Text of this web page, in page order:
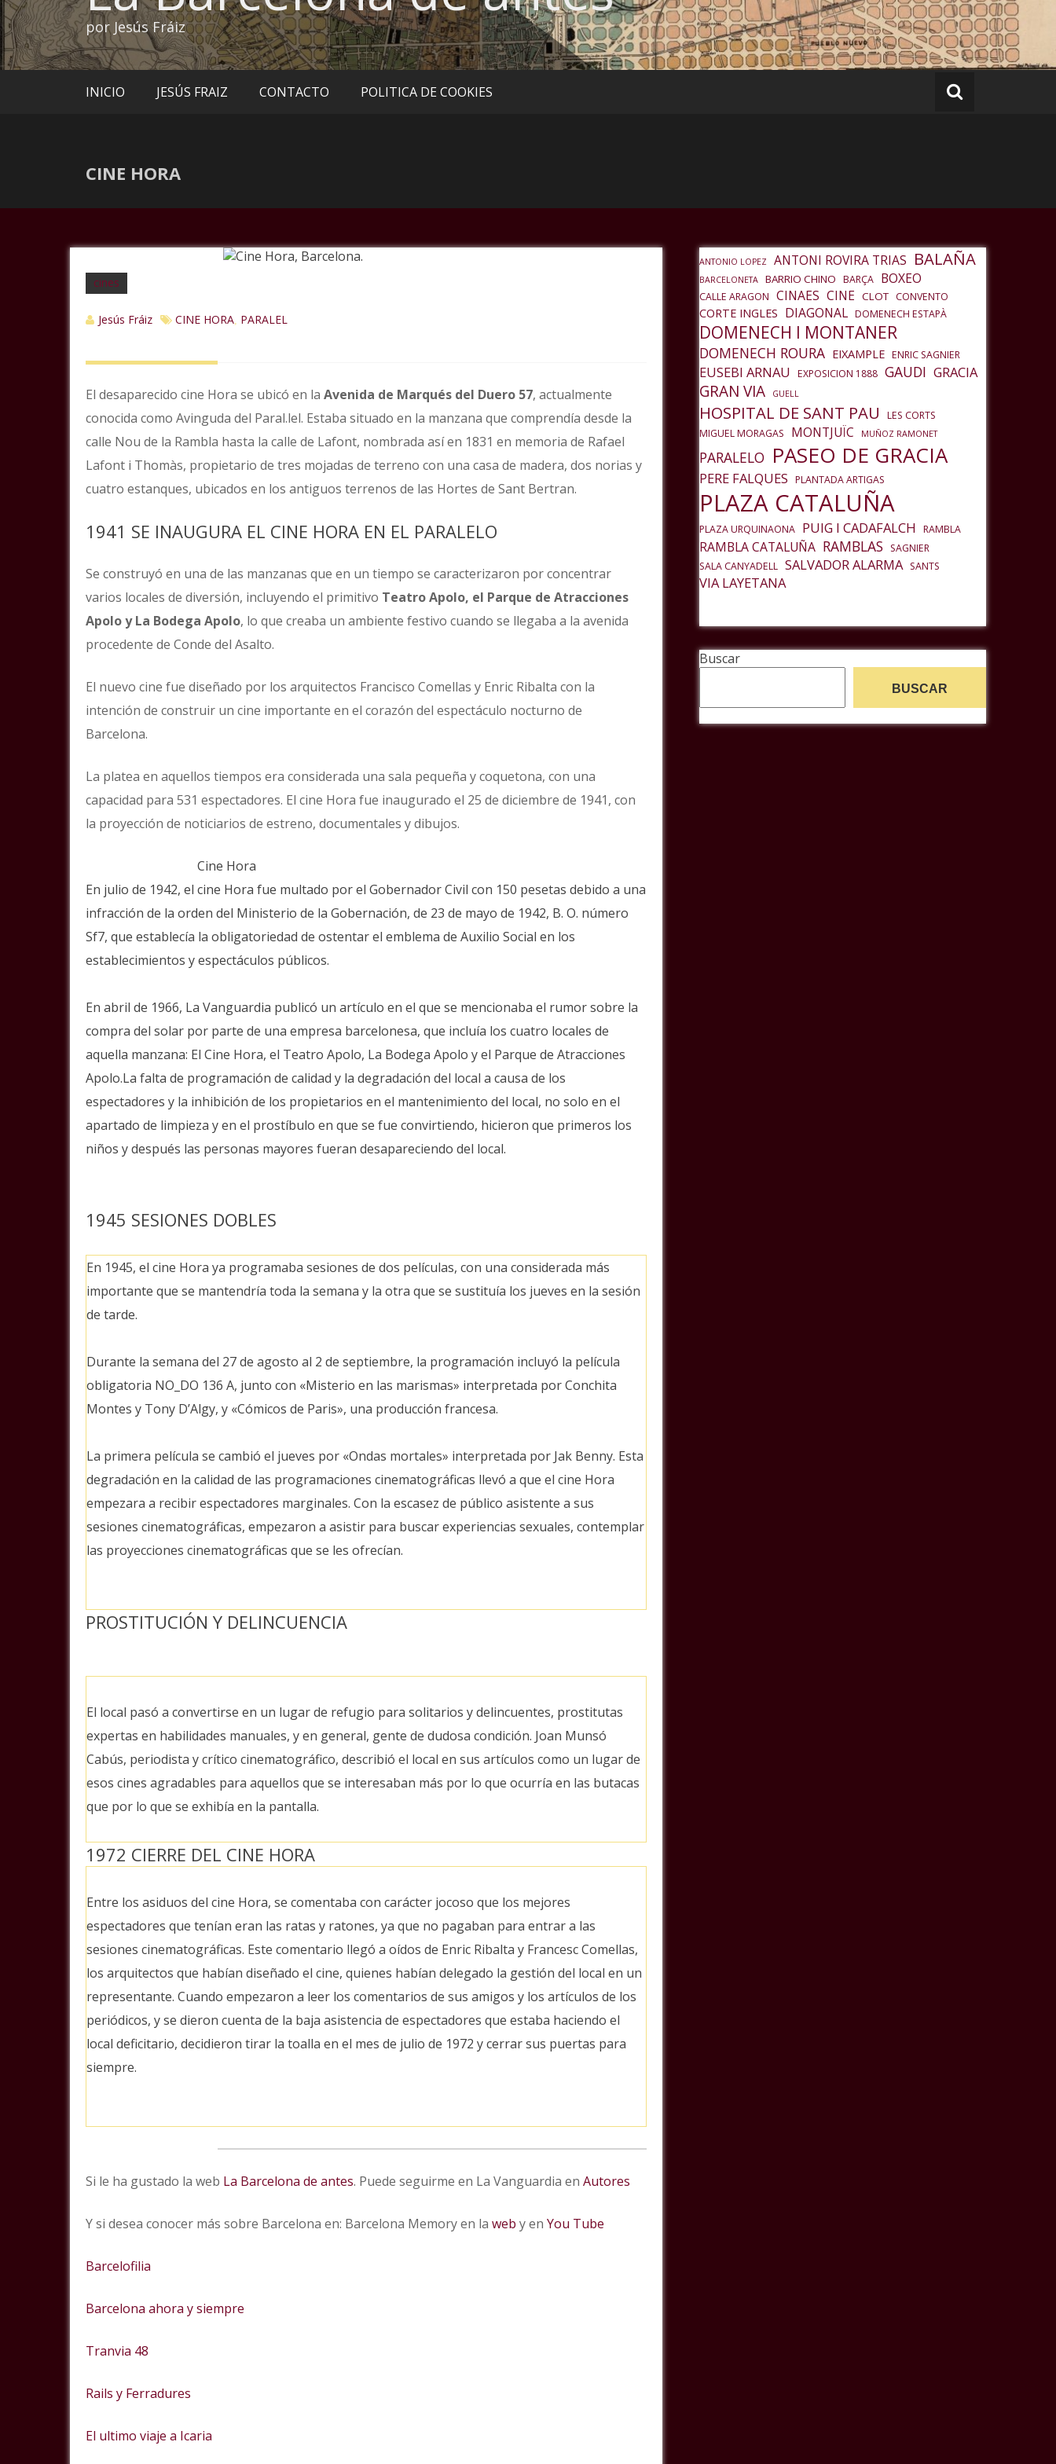
por Jesús Fráiz
INICIO JESÚS FRAIZ CONTACTO POLITICA DE COOKIES
CINE HORA
cines
Jesús Fráiz CINE HORA PARALEL
El desaparecido cine Hora se ubicó en la Avenida de Marqués del Duero 57, actualmente
conocida como Avinguda del Paral.lel. Estaba situado en la manzana que comprendía desde la
calle Nou de la Rambla hasta la calle de Lafont, nombrada así en 1831 en memoria de Rafael
Lafont i Thomàs, propietario de tres mojadas de terreno con una casa de madera, dos norias y
cuatro estanques, ubicados en los antiguos terrenos de las Hortes de Sant Bertran.
1941 SE INAUGURA EL CINE HORA EN EL PARALELO
Se construyó en una de las manzanas que en un tiempo se caracterizaron por concentrar
varios locales de diversión, incluyendo el primitivo Teatro Apolo, el Parque de Atracciones
Apolo y La Bodega Apolo, lo que creaba un ambiente festivo cuando se llegaba a la avenida
procedente de Conde del Asalto.
El nuevo cine fue diseñado por los arquitectos Francisco Comellas y Enric Ribalta con la
intención de construir un cine importante en el corazón del espectáculo nocturno de
Barcelona.
La platea en aquellos tiempos era considerada una sala pequeña y coquetona, con una
capacidad para 531 espectadores. El cine Hora fue inaugurado el 25 de diciembre de 1941, con
la proyección de noticiarios de estreno, documentales y dibujos.
Cine Hora
En julio de 1942, el cine Hora fue multado por el Gobernador Civil con 150 pesetas debido a una
infracción de la orden del Ministerio de la Gobernación, de 23 de mayo de 1942, B. O. número
Sf7, que establecía la obligatoriedad de ostentar el emblema de Auxilio Social en los
establecimientos y espectáculos públicos.
En abril de 1966, La Vanguardia publicó un artículo en el que se mencionaba el rumor sobre la
compra del solar por parte de una empresa barcelonesa, que incluía los cuatro locales de
aquella manzana: El Cine Hora, el Teatro Apolo, La Bodega Apolo y el Parque de Atracciones
Apolo.La falta de programación de calidad y la degradación del local a causa de los
espectadores y la inhibición de los propietarios en el mantenimiento del local, no solo en el
apartado de limpieza y en el prostíbulo en que se fue convirtiendo, hicieron que primeros los
niños y después las personas mayores fueran desapareciendo del local.
1945 SESIONES DOBLES
En 1945, el cine Hora ya programaba sesiones de dos películas, con una considerada más
importante que se mantendría toda la semana y la otra que se sustituía los jueves en la sesión
de tarde.
Durante la semana del 27 de agosto al 2 de septiembre, la programación incluyó la película
obligatoria NO_DO 136 A, junto con «Misterio en las marismas» interpretada por Conchita
Montes y Tony D’Algy, y «Cómicos de Paris», una producción francesa.
La primera película se cambió el jueves por «Ondas mortales» interpretada por Jak Benny. Esta
degradación en la calidad de las programaciones cinematográficas llevó a que el cine Hora
empezara a recibir espectadores marginales. Con la escasez de público asistente a sus
sesiones cinematográficas, empezaron a asistir para buscar experiencias sexuales, contemplar
las proyecciones cinematográficas que se les ofrecían.
PROSTITUCIÓN Y DELINCUENCIA
El local pasó a convertirse en un lugar de refugio para solitarios y delincuentes, prostitutas
expertas en habilidades manuales, y en general, gente de dudosa condición. Joan Munsó
Cabús, periodista y crítico cinematográfico, describió el local en sus artículos como un lugar de
esos cines agradables para aquellos que se interesaban más por lo que ocurría en las butacas
que por lo que se exhibía en la pantalla.
1972 CIERRE DEL CINE HORA
Entre los asiduos del cine Hora, se comentaba con carácter jocoso que los mejores
espectadores que tenían eran las ratas y ratones, ya que no pagaban para entrar a las
sesiones cinematográficas. Este comentario llegó a oídos de Enric Ribalta y Francesc Comellas,
los arquitectos que habían diseñado el cine, quienes habían delegado la gestión del local en un
representante. Cuando empezaron a leer los comentarios de sus amigos y los artículos de los
periódicos, y se dieron cuenta de la baja asistencia de espectadores que estaba haciendo el
local deficitario, decidieron tirar la toalla en el mes de julio de 1972 y cerrar sus puertas para
siempre.
Si le ha gustado la web La Barcelona de antes. Puede seguirme en La Vanguardia en Autores
Y si desea conocer más sobre Barcelona en: Barcelona Memory en la web y en You Tube
Barcelofilia
Barcelona ahora y siempre
Tranvia 48
Rails y Ferradures
El ultimo viaje a Icaria
ANTONIO LOPEZ ANTONI ROVIRA TRIAS BALAÑA
BARCELONETA BARRIO CHINO BARÇA BOXEO
CALLE ARAGON CINAES CINE CLOT CONVENTO
CORTE INGLES DIAGONAL DOMENECH ESTAPÀ
DOMENECH I MONTANER
DOMENECH ROURA EIXAMPLE ENRIC SAGNIER
EUSEBI ARNAU EXPOSICION 1888 GAUDI GRACIA
GRAN VIA GUELL
HOSPITAL DE SANT PAU
LES CORTS
MIGUEL MORAGAS
MONTJUÏC MUÑOZ RAMONET
PARALELO PASEO DE GRACIA
PERE FALQUES PLANTADA ARTIGAS
PLAZA CATALUÑA
PLAZA URQUINAONA PUIG I CADAFALCH RAMBLA
RAMBLA CATALUÑA RAMBLAS
SAGNIER
SALA CANYADELL SALVADOR ALARMA SANTS
VIA LAYETANA
Buscar
BUSCAR